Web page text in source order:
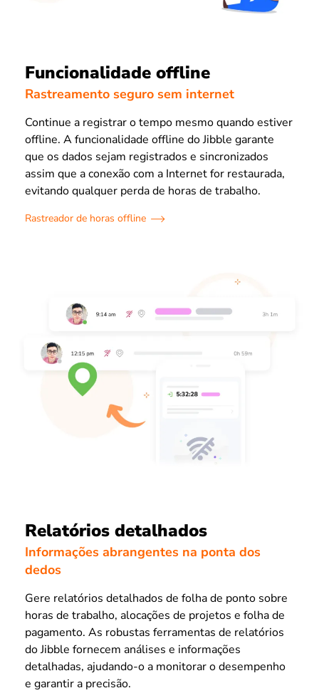
Funcionalidade offline
Rastreamento seguro sem internet
Continue a registrar o tempo mesmo quando estiver
offline. A funcionalidade offline do Jibble garante
que os dados sejam registrados e sincronizados
assim que a conexão com a Internet for restaurada,
evitando qualquer perda de horas de trabalho.
Rastreador de horas offline
Relatórios detalhados
Informações abrangentes na ponta dos
dedos
Gere relatórios detalhados de folha de ponto sobre
horas de trabalho, alocações de projetos e folha de
pagamento. As robustas ferramentas de relatórios
do Jibble fornecem análises e informações
detalhadas, ajudando-o a monitorar o desempenho
e garantir a precisão.